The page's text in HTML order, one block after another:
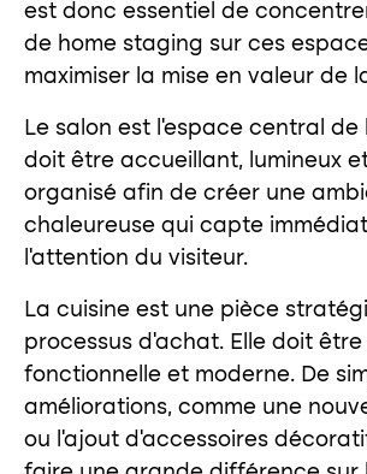
est donc essentiel de
de home staging sur ces
maximiser la mise en valeur de
Le salon est l’espace central de
doit être accueillant, lumineux
organisé afin de créer une
chaleureuse qui capte
l’attention du visiteur.
La cuisine est une pièce
processus d’achat. Elle doit
fonctionnelle et moderne. De
améliorations, comme une
ou l’ajout d’accessoires